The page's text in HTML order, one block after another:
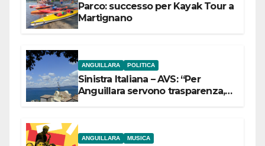
Parco: successo per Kayak Tour a
Martignano
ANGUILLARA POLITICA
Sinistra Italiana – AVS: “Per
Anguillara servono trasparenza,
ANGUILLARA MUSICA